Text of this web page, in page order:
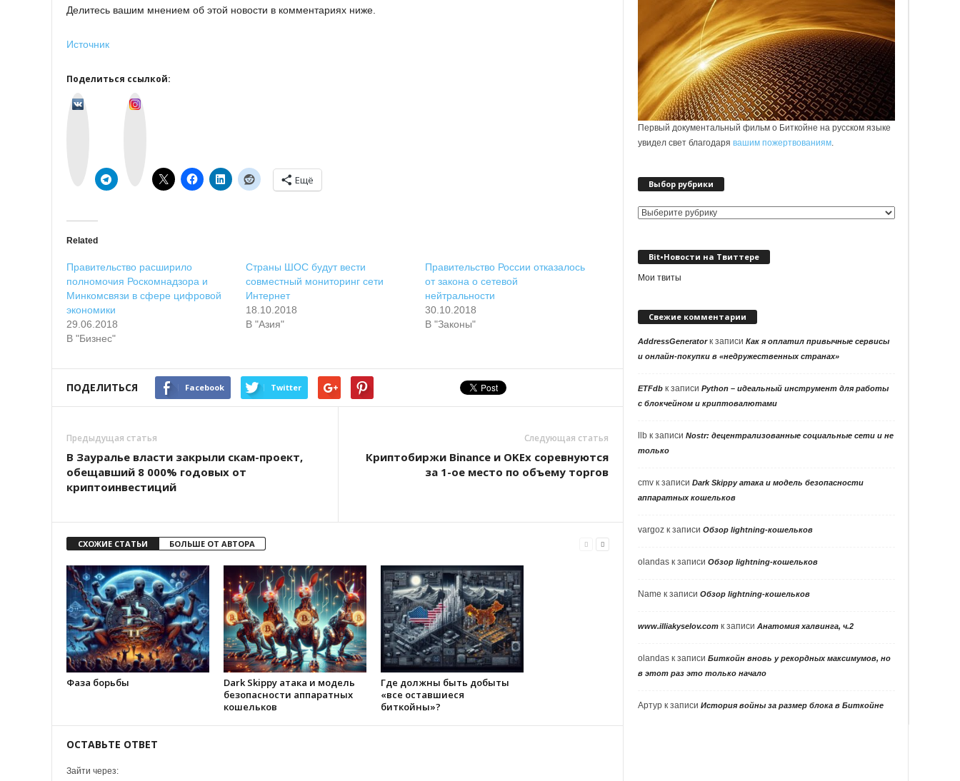
Делитесь вашим мнением об этой новости в комментариях ниже.
Источник
Поделиться ссылкой:
Ещё
Related
Правительство расширило
полномочия Роскомнадзора и
Минкомсвязи в сфере цифровой
экономики
29.06.2018
В "Бизнес"
Страны ШОС будут вести
совместный мониторинг сети
Интернет
18.10.2018
В "Азия"
Правительство России отказалось
от закона о сетевой
нейтральности
30.10.2018
В "Законы"
ПОДЕЛИТЬСЯ Facebook Twitter
Предыдущая статья
В Зауралье власти закрыли скам-проект,
обещавший 8 000% годовых от
криптоинвестиций
Следующая статья
Криптобиржи Binance и OKEx соревнуются
за 1-ое место по объему торгов
СХОЖИЕ СТАТЬИ БОЛЬШЕ ОТ АВТОРА
Фаза борьбы
Dark Skippy атака и модель
безопасности аппаратных
кошельков
Где должны быть добыты
«все оставшиеся
биткойны»?
ОСТАВЬТЕ ОТВЕТ
Зайти через:
Первый документальный фильм о Биткойне на русском языке
увидел свет благодарявашим пожертвованиям.
Выбор рубрики
Выбор
Bit•Новости на Твиттере
Мои твиты
Свежие комментарии
AddressGeneratorк записиКак я оплатил привычные сервисы
и онлайн-покупки в «недружественных странах»
ETFdb к записиPython – идеальный инструмент для работы
с блокчейном и криптовалютами
llb к записиNostr: децентрализованные социальные сети и не
только
cmv к записиDark Skippy атака и модель безопасности
аппаратных кошельков
vargoz к записиОбзор lightning-кошельков
olandas к записиОбзор lightning-кошельков
Name к записиОбзор lightning-кошельков
www.illiakyselov.com к записиАнатомия халвинга, ч.2
olandas к записиБиткойн вновь у рекордных максимумов, но
в этот раз это только начало
Артур к записиИстория войны за размер блока в Биткойне